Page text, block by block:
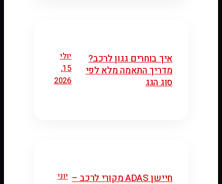
איך בוחרים גגון לרכב?
מדריך התאמה מלא לפי
סוג הגג
יולי
15,
2026
חיישן ADAS מקורי לרכב – יוני